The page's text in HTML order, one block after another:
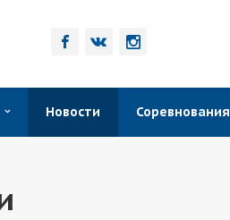
Новости Соревнования